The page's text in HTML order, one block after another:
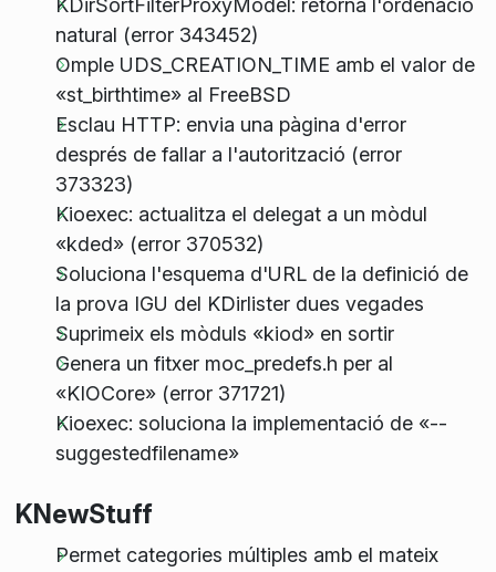
KDirSortFilterProxyModel: retorna l'ordenació
natural (error 343452)
Omple UDS_CREATION_TIME amb el valor de
«st_birthtime» al FreeBSD
Esclau HTTP: envia una pàgina d'error
després de fallar a l'autorització (error
373323)
Kioexec: actualitza el delegat a un mòdul
«kded» (error 370532)
Soluciona l'esquema d'URL de la definició de
la prova IGU del KDirlister dues vegades
Suprimeix els mòduls «kiod» en sortir
Genera un fitxer moc_predefs.h per al
«KIOCore» (error 371721)
Kioexec: soluciona la implementació de «--
suggestedfilename»
KNewStuff
Permet categories múltiples amb el mateix